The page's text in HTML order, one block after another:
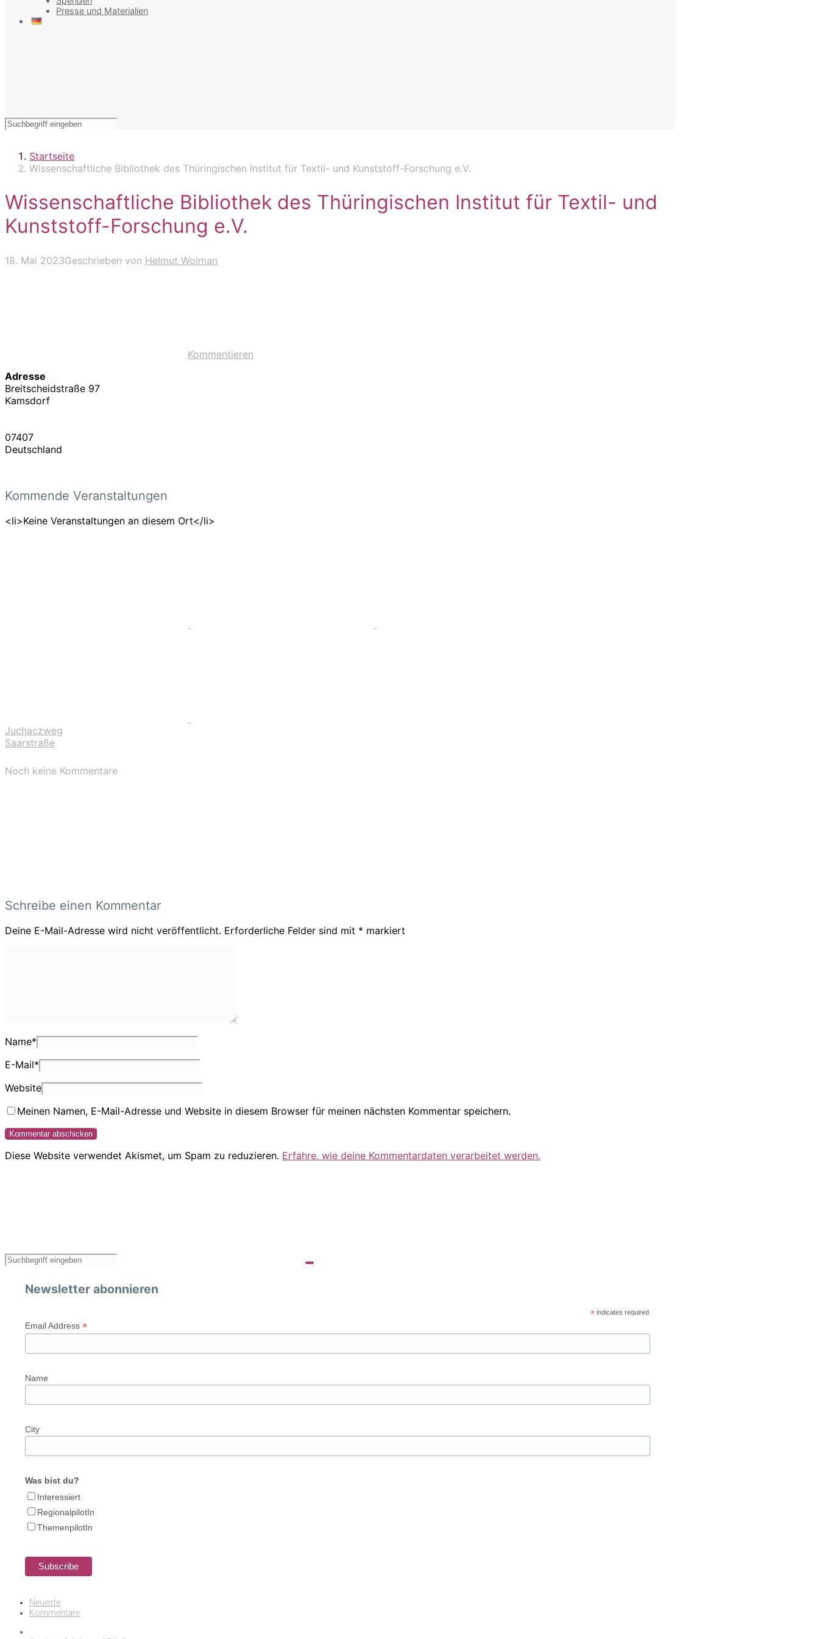
Presse und Materialien
Startseite
Wissenschaftliche Bibliothek des Thüringischen Institut für Textil- und Kunststoff-Forschung e.V.
Wissenschaftliche Bibliothek des Thüringischen Institut für Textil- und
Kunststoff-Forschung e.V.
18. Mai 2023Geschrieben von Helmut Wolman
Kommentieren
Adresse
Breitscheidstraße 97
Kamsdorf
07407
Deutschland
Kommende Veranstaltungen
<li>Keine Veranstaltungen an diesem Ort</li>
Juchaczweg
Saarstraße
Noch keine Kommentare
Schreibe einen Kommentar
Deine E-Mail-Adresse wird nicht veröffentlicht. Erforderliche Felder sind mit * markiert
Name*
E-Mail*
Website
Meinen Namen, E-Mail-Adresse und Website in diesem Browser für meinen nächsten Kommentar speichern.
Diese Website verwendet Akismet, um Spam zu reduzieren. Erfahre, wie deine Kommentardaten verarbeitet werden.
Newsletter abonnieren
* indicates required
Email Address *
Name
City
Was bist du?
Interessiert
RegionalpilotIn
ThemenpilotIn
Neueste
Kommentare